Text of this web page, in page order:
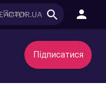
Підписатися